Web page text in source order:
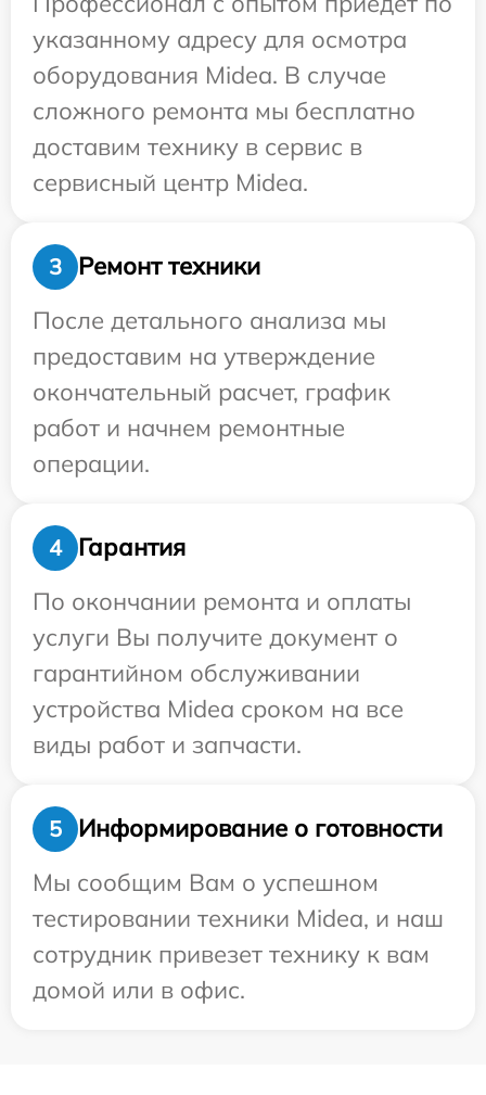
указанному адресу для осмотра
оборудования Midea. В случае
сложного ремонта мы бесплатно
доставим технику в сервис в
сервисный центр Midea.
3
Ремонт техники
После детального анализа мы
предоставим на утверждение
окончательный расчет, график
работ и начнем ремонтные
операции.
4
Гарантия
По окончании ремонта и оплаты
услуги Вы получите документ о
гарантийном обслуживании
устройства Midea сроком на все
виды работ и запчасти.
5
Информирование о готовности
Мы сообщим Вам о успешном
тестировании техники Midea, и наш
сотрудник привезет технику к вам
домой или в офис.